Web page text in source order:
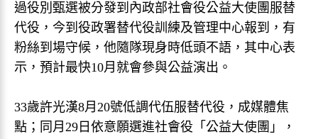
過役別甄選被分發到內政部社會役公益大使團服替
代役，今到役政署替代役訓練及管理中心報到，有
粉絲到場守候，他隨隊現身時低頭不語，其中心表
示，預計最快10月就會參與公益演出。
33歲許光漢8月20號低調代伍服替代役，成媒體焦
點；同月29日依意願選進社會役「公益大使團」，